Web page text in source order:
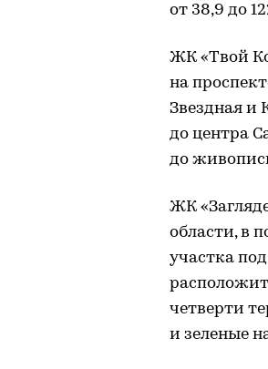
от 38,9 до
ЖК «Твой
на
Звездная и
до центра
до
ЖК
области, в
участка
четверти
и зеленые